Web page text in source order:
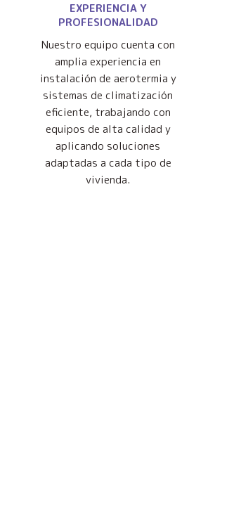
EXPERIENCIA Y
PROFESIONALIDAD
Nuestro equipo cuenta con
amplia experiencia en
instalación de aerotermia y
sistemas de climatización
eficiente, trabajando con
equipos de alta calidad y
aplicando soluciones
adaptadas a cada tipo de
vivienda.